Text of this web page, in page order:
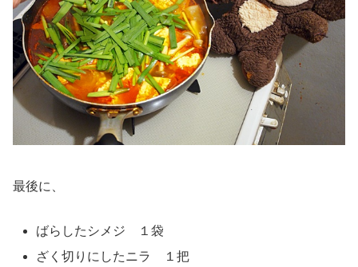
最後に、
ばらしたシメジ １袋
ざく切りにしたニラ １把